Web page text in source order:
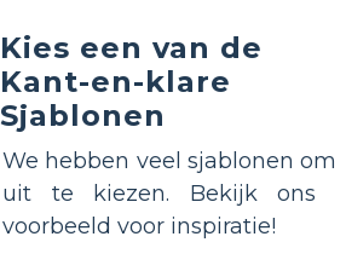
Kies een van de
Kant-en-klare
Sjablonen
We hebben veel sjablonen om
uit te kiezen. Bekijk ons ​​
voorbeeld voor inspiratie!